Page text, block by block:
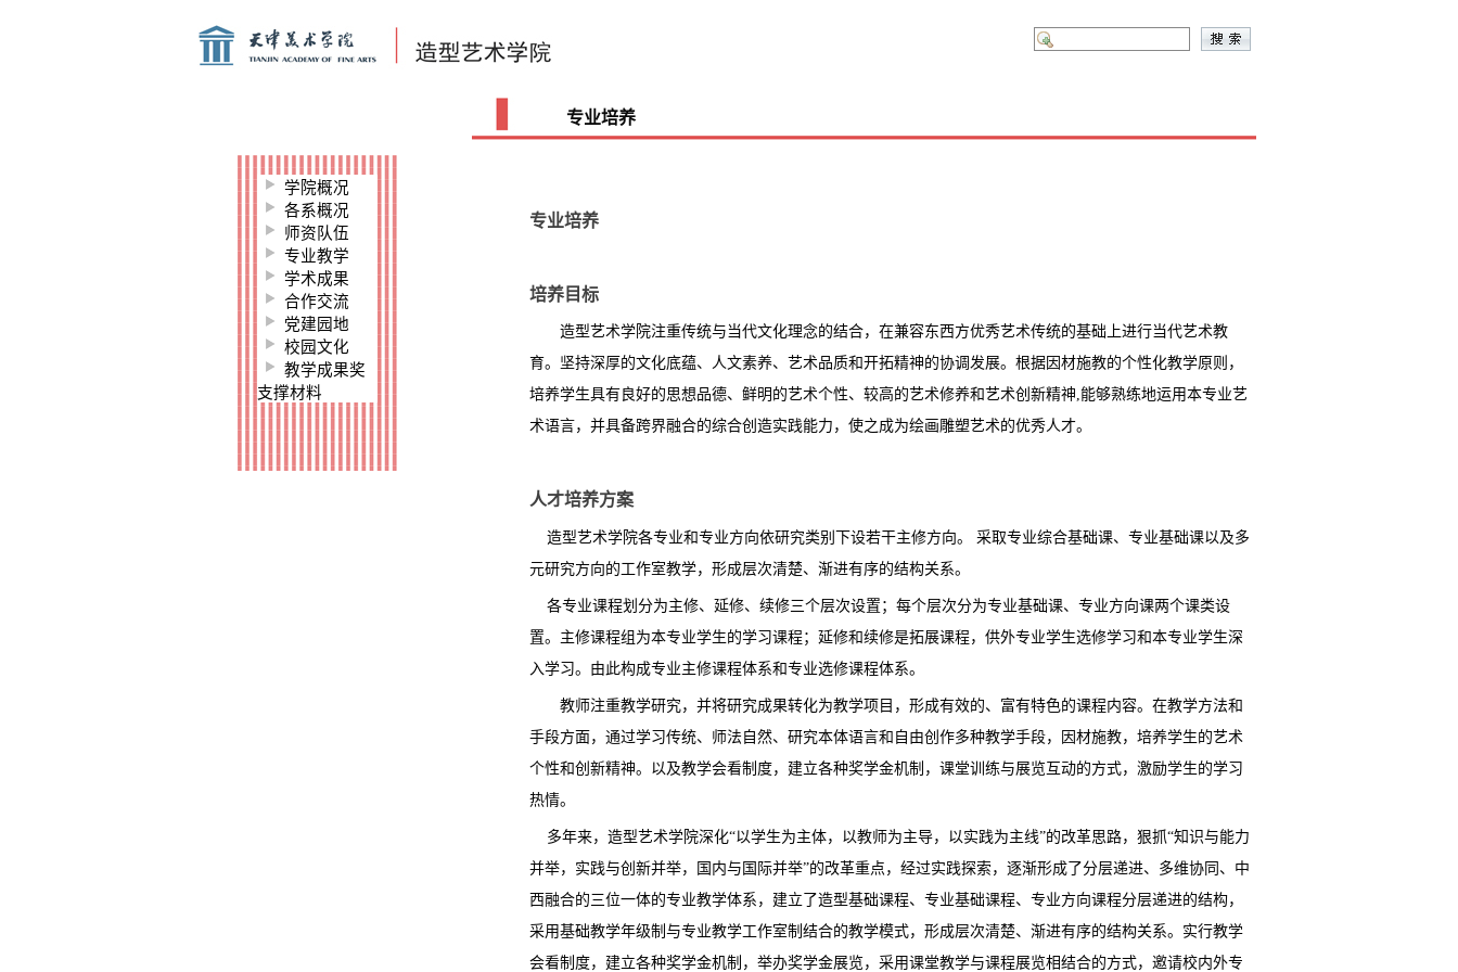
专业培养
学院概况
各系概况
师资队伍
专业教学
学术成果
合作交流
党建园地
校园文化
教学成果奖
支撑材料
专业培养
培养目标
造型艺术学院注重传统与当代文化理念的结合，在兼容东西方优秀艺术传统的基础上进行当代艺术教
育。坚持深厚的文化底蕴、人文素养、艺术品质和开拓精神的协调发展。根据因材施教的个性化教学原则，
培养学生具有良好的思想品德、鲜明的艺术个性、较高的艺术修养和艺术创新精神,能够熟练地运用本专业艺
术语言，并具备跨界融合的综合创造实践能力，使之成为绘画雕塑艺术的优秀人才。
人才培养方案
造型艺术学院各专业和专业方向依研究类别下设若干主修方向。
采取专业综合基础课、专业基础课以及多
元研究方向的工作室教学，形成层次清楚、渐进有序的结构关系。
各专业课程划分为主修、延修、续修三个层次设置；每个层次分为专业基础课、专业方向课两个课类设
置。主修课程组为本专业学生的学习课程；延修和续修是拓展课程，供外专业学生选修学习和本专业学生深
入学习。由此构成专业主修课程体系和专业选修课程体系。
教师注重教学研究，并将研究成果转化为教学项目，形成有效的、富有特色的课程内容。在教学方法和
手段方面，通过学习传统、师法自然、研究本体语言和自由创作多种教学手段，因材施教，培养学生的艺术
个性和创新精神。以及教学会看制度，建立各种奖学金机制，课堂训练与展览互动的方式，激励学生的学习
热情。
多年来，造型艺术学院深化“以学生为主体，以教师为主导，以实践为主线”的改革思路，狠抓“知识与能力
并举，实践与创新并举，国内与国际并举”的改革重点，经过实践探索，逐渐形成了分层递进、多维协同、中
西融合的三位一体的专业教学体系，建立了造型基础课程、专业基础课程、专业方向课程分层递进的结构，
采用基础教学年级制与专业教学工作室制结合的教学模式，形成层次清楚、渐进有序的结构关系。实行教学
会看制度，建立各种奖学金机制，举办奖学金展览，采用课堂教学与课程展览相结合的方式，邀请校内外专